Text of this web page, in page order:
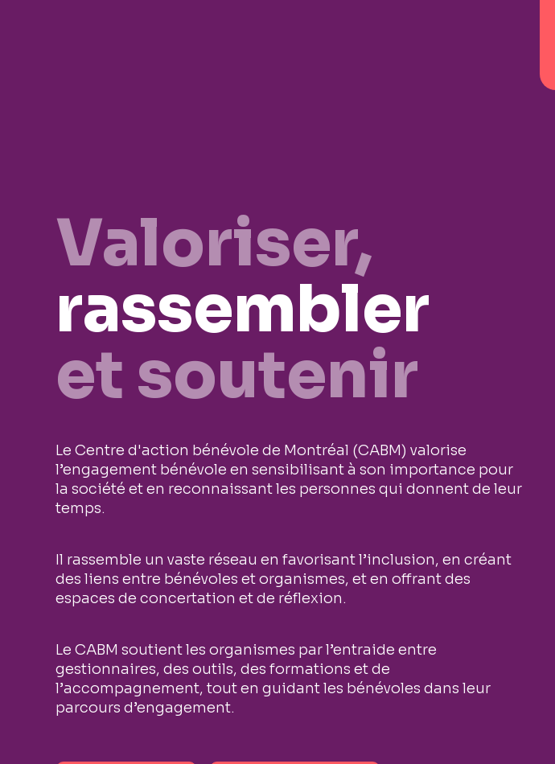
Valoriser,
rassembler
et soutenir
Le Centre d'action bénévole de Montréal (CABM) valorise
l’engagement bénévole en sensibilisant à son importance pour
la société et en reconnaissant les personnes qui donnent de leur
temps.
Il rassemble un vaste réseau en favorisant l’inclusion, en créant
des liens entre bénévoles et organismes, et en offrant des
espaces de concertation et de réflexion.
Le CABM soutient les organismes par l’entraide entre
gestionnaires, des outils, des formations et de
l’accompagnement, tout en guidant les bénévoles dans leur
parcours d’engagement.